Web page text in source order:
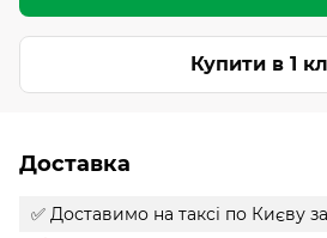
Купити в 1
Доставка
✅ Доставимо на таксі по Києву